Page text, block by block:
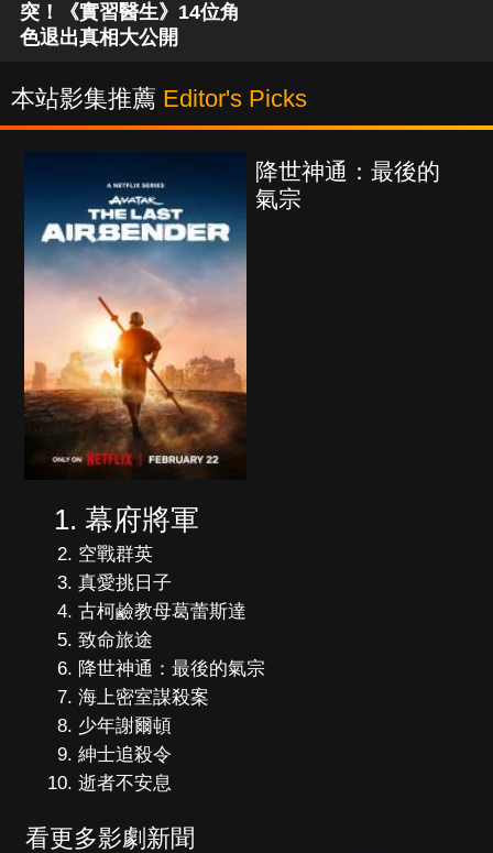
突！《實習醫生》14位角
色退出真相大公開
本站影集推薦 Editor's Picks
降世神通：最後的
氣宗
幕府將軍
空戰群英
真愛挑日子
古柯鹼教母葛蕾斯達
致命旅途
降世神通：最後的氣宗
海上密室謀殺案
少年謝爾頓
紳士追殺令
逝者不安息
看更多影劇新聞